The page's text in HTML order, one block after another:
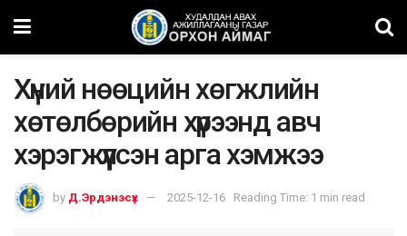
Хүний нөөцийн хөгжлийн
хөтөлбөрийн хүрээнд авч
хэрэгжүүлсэн арга хэмжээ
by Д.Эрдэнэсүх 2025-12-16 Reading Time: 1 min read